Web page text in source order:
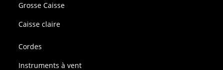
Grosse Caisse
Caisse claire
Cordes
Instruments à vent